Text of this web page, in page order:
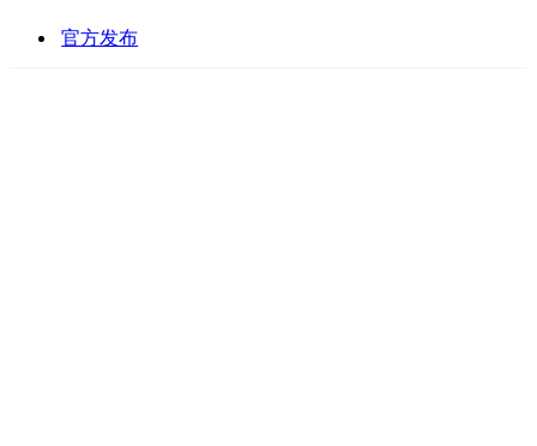
官方发布